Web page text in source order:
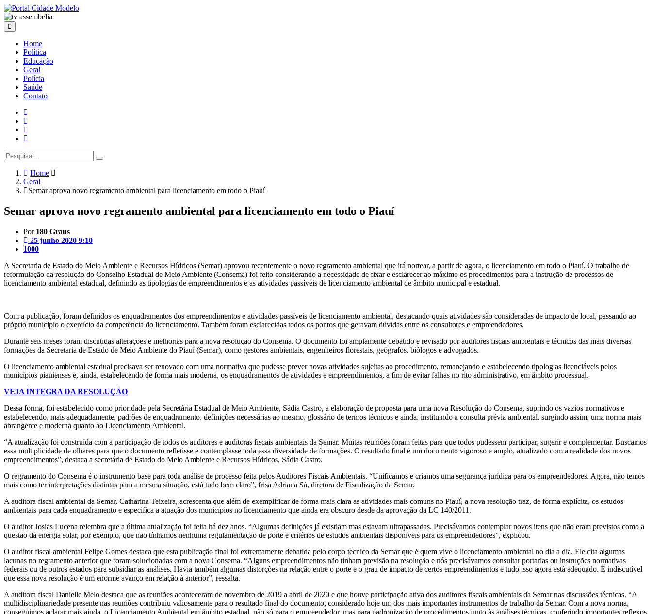
Home
Política
Educação
Geral
Polícia
Saúde
Contato
Home
Geral
Semar aprova novo regramento ambiental para licenciamento em todo o Piauí
Semar aprova novo regramento ambiental para licenciamento em todo o Piauí
Por 180 Graus
25 junho 2020 9:10
1000
A Secretaria de Estado do Meio Ambiente e Recursos Hídricos (Semar) aprovou recentemente o novo regramento ambiental que irá nortear, a partir de agora, o licenciamento em todo o Piauí. O trabalho de
reformulação da resolução do Conselho Estadual de Meio Ambiente (Consema) foi feito considerando a necessidade de fixar e esclarecer ao máximo os procedimentos para a instrução de processos de
licenciamento ambiental estadual, definindo as tipologias de empreendimentos e as atividades passíveis de licenciamento ambiental de âmbito municipal e estadual.
Com a publicação, foram definidos os enquadramentos dos empreendimentos e atividades passíveis de licenciamento ambiental, destacando quais atividades são consideradas de impacto de local, passando ao
próprio município o exercício da competência do licenciamento. Também foram esclarecidas todos os pontos que geravam dúvidas entre os consultores e empreendedores.
Durante seis meses foram discutidas alterações e melhorias para a nova resolução do Consema. O documento foi amplamente debatido e revisado por auditores fiscais ambientais e técnicos das mais diversas
formações da Secretaria de Estado de Meio Ambiente do Piauí (Semar), como gestores ambientais, engenheiros florestais, geógrafos, biólogos e advogados.
O licenciamento ambiental estadual precisava ser renovado com uma normativa que pudesse prever novas atividades sujeitas ao procedimento, remanejando e estabelecendo tipologias licenciáveis pelos
municípios piauienses e, ainda, estabelecendo de forma mais moderna, os enquadramentos de atividades e empreendimentos, a fim de evitar falhas no rito administrativo, em âmbito processual.
VEJA ÍNTEGRA DA RESOLUÇÃO
Dessa forma, foi estabelecido como prioridade pela Secretária Estadual de Meio Ambiente, Sádia Castro, a elaboração de proposta para uma nova Resolução do Consema, suprindo os vazios normativos e
estabelecendo, mais adequadamente, padrões de enquadramento, definições necessárias ao mesmo, glossário de termos técnicos e ainda, instituindo a consulta prévia ambiental, surgindo assim, uma norma mais
abrangente e moderna quanto ao Licenciamento Ambiental.
“A atualização foi construída com a participação de todos os auditores e auditoras fiscais ambientais da Semar. Muitas reuniões foram feitas para que todos pudessem participar, sugerir e complementar. Buscamos
essa multiplicidade de olhares para que o documento refletisse e contemplasse toda essa diversidade de formações. O resultado final é um documento vigoroso e amplo, atualizado com a realidade dos novos
empreendimentos”, destaca a secretária de Estado do Meio Ambiente e Recursos Hídricos, Sádia Castro.
O regramento do Consema é o instrumento base para toda análise de processo feita pelos Auditores Fiscais Ambientais. “Unificamos e criamos uma segurança jurídica para os empreendedores. Agora, não temos
mais como ter interpretações distintas para a mesma situação, está tudo bem claro”, frisa Adriana Sá, diretora de Fiscalização da Semar.
A auditora fiscal ambiental da Semar, Catharina Teixeira, acrescenta que além de exemplificar de forma mais clara as atividades mais comuns no Piauí, a nova resolução traz, de forma explícita, os estudos
ambientais para cada enquadramento e especifica a atuação dos municípios no licenciamento que ainda era obscuro desde da aprovação da LC 140/2011.
O auditor Josias Lucena relembra que a última atualização foi feita há dez anos. “Algumas definições já existiam mas estavam ultrapassadas. Precisávamos contemplar novos itens que não eram previstos como a
questão da energia solar, por exemplo, que não tínhamos nenhuma regulamentação de porte e critérios de estudos ambientais disponíveis para os empreendedores”, explicou.
O auditor fiscal ambiental Felipe Gomes destaca que esta publicação final foi extremamente debatida pelo corpo técnico da Semar que é quem vive o licenciamento ambiental no dia a dia. Ele cita algumas
lacunas no regramento anterior que foram solucionadas com a nova Consema. “Alguns empreendimentos não tinham previsão na resolução e nós precisávamos consultar portarias ou instruções normativas
federais ou de outros estados para subsidiar as análises. Havia também algumas distorções na relação entre o porte e o grau de impacto de certos empreendimentos e tudo isso agora está adequado. É indiscutível
que essa nova resolução é um enorme avanço em relação à anterior”, ressalta.
A auditora fiscal Danielle Melo destaca que as reuniões aconteceram de novembro de 2019 a abril de 2020 e que houve participação ativa dos auditores fiscais ambientais da Semar nas discussões técnicas. “A
multidisciplinariedade presente nas reuniões contribuiu valiosamente para o resultado final do documento, considerado hoje um dos mais importantes instrumentos de trabalho da Semar. Com a nova norma,
conseguimos aclarar mais ainda, o Licenciamento Ambiental em âmbito estadual, não só para o empreendedor, mas para padronização de procedimentos junto às análises técnicas, conferindo importantes reflexos